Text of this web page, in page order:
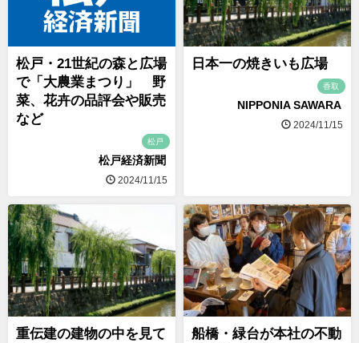
松戸・21世紀の森と広場
で「大農業まつり」 野
菜、花卉の品評会や販売
など
松戸
松戸経済新聞
2024/11/15
日本一の焼きいも広場
香取
NIPPONIA SAWARA
2024/11/15
重伝建の建物の中を見て
船橋・緑台が本社の不動